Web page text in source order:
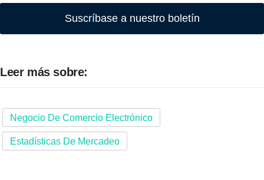
Suscríbase a nuestro boletín
Leer más sobre:
Negocio De Comercio Electrónico
Estadísticas De Mercadeo